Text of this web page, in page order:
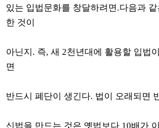
있는 입법문화를 창달하려면.다음과
한 것이
아닌지. 즉, 새 2천년대에 활용할 입법
면
반드시 폐단이 생긴다. 법이 오래되면
신법을 만드는 것은 옛법보다 10배가